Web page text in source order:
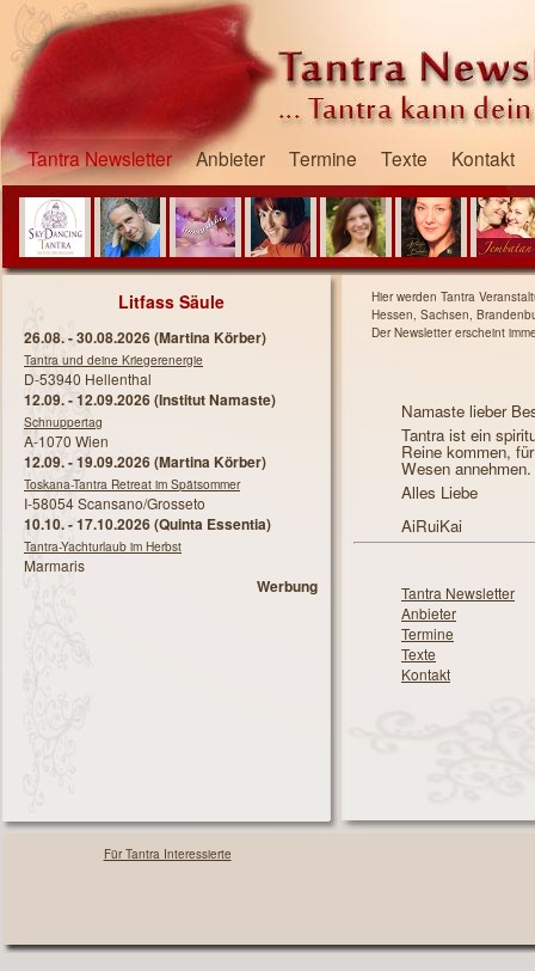
Tantra Newsletter Anbieter Termine Texte Kontakt
Litfass Säule
26.08.-30.08.2026(Martina Körber)
Tantra und deine Kriegerenergie
D-53940 Hellenthal
12.09.-12.09.2026(Institut Namaste)
Schnuppertag
A-1070 Wien
12.09.-19.09.2026(Martina Körber)
Toskana-Tantra Retreat im Spätsommer
I-58054 Scansano/Grosseto
10.10.-17.10.2026(Quinta Essentia)
Tantra-Yachturlaub im Herbst
Marmaris
Werbung
Hier werden Tantra
Hessen, Sachsen,
Der Newsletter erscheint
Namaste lieber
Tantra ist ein
Reine kommen,
Wesen
Alles Liebe
AiRuiKai
Tantra Newsletter
Anbieter
Termine
Texte
Kontakt
Für Tantra Interessierte